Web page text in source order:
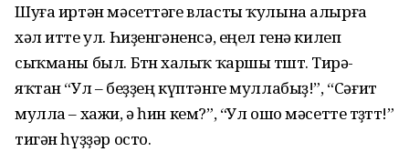
Шуға иртән мәсеттәге власты ҡулына алырға
хәл итте ул. Һиҙенгәненсә, еңел генә килеп
сыҡманы был. Бөтөн халыҡ ҡаршы төштө. Тирә-
яҡтан “Ул – беҙҙең күптәнге муллабыҙ!”, “Сәғит
мулла – хажи, ә һин кем?”, “Ул ошо мәсетте төҙөттө!”
тигән һүҙҙәр осто.